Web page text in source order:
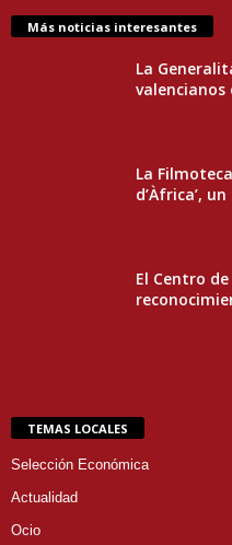
Más noticias interesantes
La
valencianos
La
d’Àfrica’,
El Centro
TEMAS LOCALES
Selección Económica
Actualidad
Ocio